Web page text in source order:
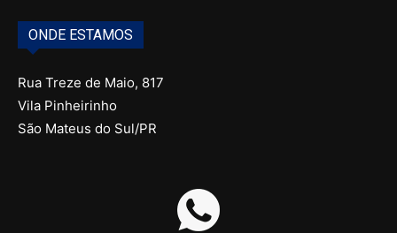
ONDE ESTAMOS
Rua Treze de Maio, 817
Vila Pinheirinho
São Mateus do Sul/PR